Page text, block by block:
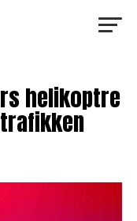
helikoptre